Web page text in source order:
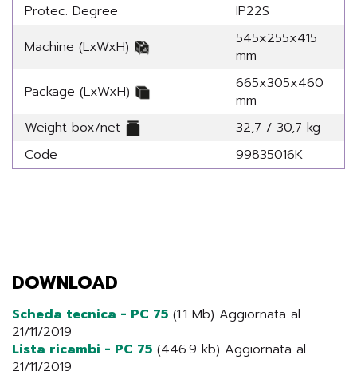
Protec. Degree
IP22S
Machine (LxWxH)
545x255x415
mm
Package (LxWxH)
665x305x460
mm
Weight box/net
32,7 / 30,7 kg
Code
99835016K
DOWNLOAD
Scheda tecnica - PC 75 (1.1 Mb) Aggiornata al
21/11/2019
Lista ricambi - PC 75 (446.9 kb) Aggiornata al